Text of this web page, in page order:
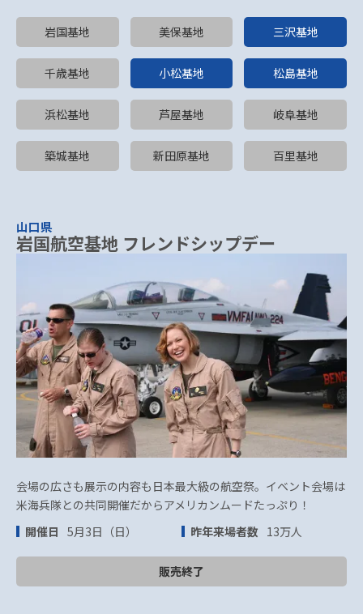
岩国基地 美保基地 三沢基地
千歳基地 小松基地 松島基地
浜松基地 芦屋基地 岐阜基地
築城基地 新田原基地 百里基地
山口県
岩国航空基地 フレンドシップデー
会場の広さも展示の内容も日本最大級の航空祭。イベント会場は
米海兵隊との共同開催だからアメリカンムードたっぷり！
開催日 5月3日（日） 昨年来場者数 13万人
販売終了